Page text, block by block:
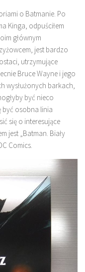
o Batmanie. Po
Kinga, odpuściłem
głównym
jest bardzo
utrzymujące
Bruce Wayne i jego
wysłużonych barkach,
być nieco
być osobna linia
się o interesujące
jest „Batman. Biały
Comics.